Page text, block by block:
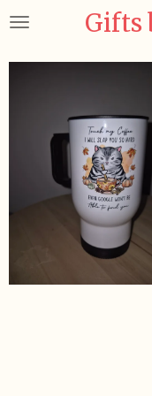
Ga
naar
Gifts